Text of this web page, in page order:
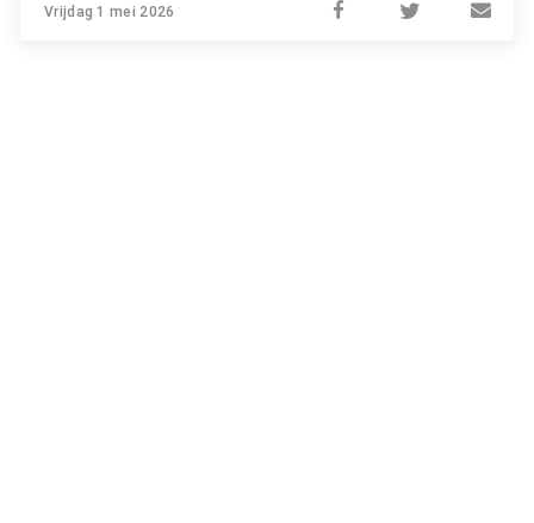
Vrijdag 1 mei 2026